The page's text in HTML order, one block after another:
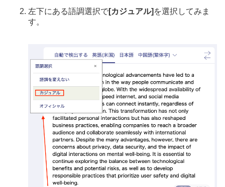
左下にある語調選択で[カジュアル] を選択してみま
す。